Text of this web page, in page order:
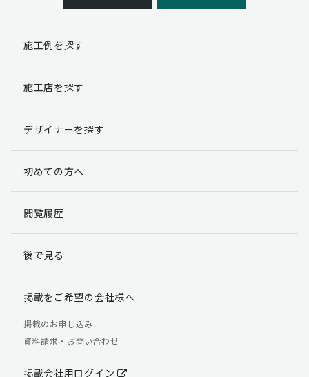
理・機密保持などによりお客様の個人情報の漏洩防止に
個人情報提出の任意性
す。
らかじめご了承ください。
個人情報の開示請求について
る権利があります。
「個人情報の取り扱いについて」
【お問合せ先】 個人情報問合せ窓口
TEL：03-5411-7891（平日9:00 ～ 18:00）
施工例を探す
施工店を探す
デザイナーを探す
初めての方へ
閲覧履歴
後で見る
掲載をご希望の会社様へ
掲載のお申し込み
資料請求・お問い合わせ
掲載会社用ログイン